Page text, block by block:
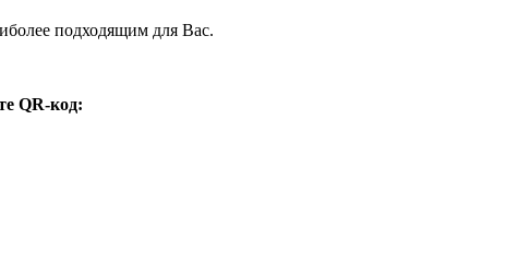
подходящим для Вас.
QR-код: